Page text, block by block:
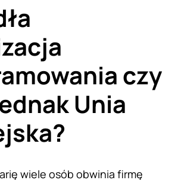
czy
Unia
wiele osób obwinia firmę